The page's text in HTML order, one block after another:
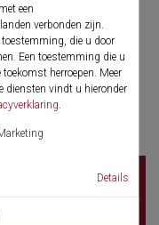
een
verbonden zijn.
toestemming, die u door
Een toestemming die u
herroepen. Meer
diensten vindt u hieronder
Details
&
470 rue du Pigeonnier